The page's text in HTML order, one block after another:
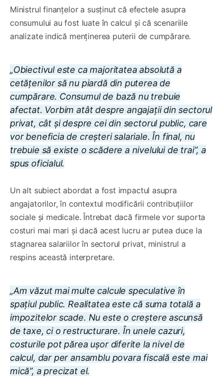
Ministrul finanțelor a susținut că efectele asupra
consumului au fost luate în calcul și că scenariile
analizate indică menținerea puterii de cumpărare.
„Obiectivul este ca majoritatea absolută a
cetățenilor să nu piardă din puterea de
cumpărare. Consumul de bază nu trebuie
afectat. Vorbim atât despre angajații din sectorul
privat, cât și despre cei din sectorul public, care
vor beneficia de creșteri salariale. În final, nu
trebuie să existe o scădere a nivelului de trai”, a
spus oficialul.
Un alt subiect abordat a fost impactul asupra
angajatorilor, în contextul modificării contribuțiilor
sociale și medicale. Întrebat dacă firmele vor suporta
costuri mai mari și dacă acest lucru ar putea duce la
stagnarea salariilor în sectorul privat, ministrul a
respins această interpretare.
„Am văzut mai multe calcule speculative în
spațiul public. Realitatea este că suma totală a
impozitelor scade. Nu este o creștere ascunsă
de taxe, ci o restructurare. În unele cazuri,
costurile pot părea ușor diferite la nivel de
calcul, dar per ansamblu povara fiscală este mai
mică”, a precizat el.